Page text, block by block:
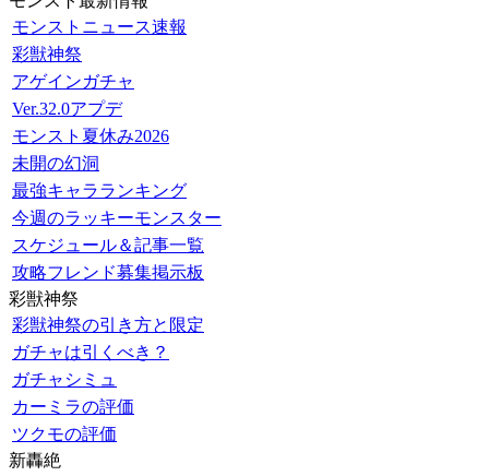
モンストニュース速報
彩獣神祭
アゲインガチャ
Ver.32.0アプデ
モンスト夏休み2026
未開の幻洞
最強キャラランキング
今週のラッキーモンスター
スケジュール＆記事一覧
攻略フレンド募集掲示板
彩獣神祭
彩獣神祭の引き方と限定
ガチャは引くべき？
ガチャシミュ
カーミラの評価
ツクモの評価
新轟絶